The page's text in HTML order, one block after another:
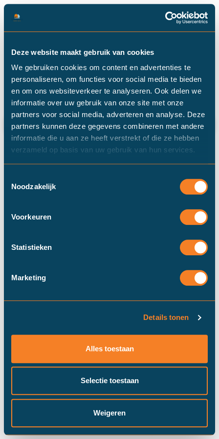
Deze website maakt gebruik van cookies
We gebruiken cookies om content en advertenties te
personaliseren, om functies voor social media te bieden
en om ons websiteverkeer te analyseren. Ook delen we
informatie over uw gebruik van onze site met onze
partners voor social media, adverteren en analyse. Deze
partners kunnen deze gegevens combineren met andere
informatie die u aan ze heeft verstrekt of die ze hebben
verzameld op basis van uw gebruik van hun services.
Noodzakelijk
Voorkeuren
Statistieken
Marketing
Details tonen
Alles toestaan
Selectie toestaan
Weigeren
Categorie: bouwtechnisch
rapport
Wat is een bouwtechnische keuring?
Duinstra Melis Makelaars maakt
gebruik van cookies om ervoor te
mogelijk draait​. Klik op “Prima!”, om
pas je instellingen via "cookie
Prima!